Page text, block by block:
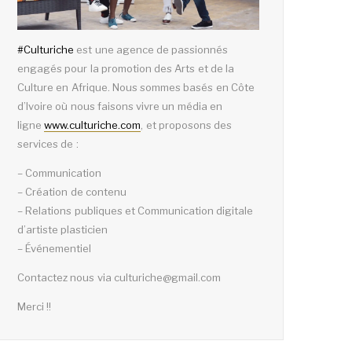
#Culturiche est une agence de passionnés
engagés pour la promotion des Arts et de la
Culture en Afrique. Nous sommes basés en Côte
d’Ivoire où nous faisons vivre un média en
lignewww.culturiche.com , et proposons des
services de :
– Communication
– Création de contenu
– Relations publiques et Communication digitale
d’artiste plasticien
– Événementiel
Contactez nous via culturiche@gmail.com
Merci !!